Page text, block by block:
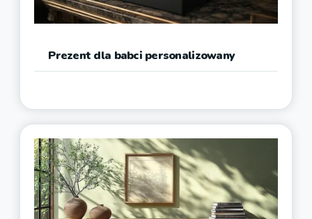
Prezent dla babci personalizowany